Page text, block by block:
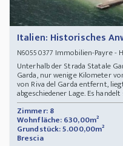
Italien: Historisches
N60550377 Immobilien-Payre -
Unterhalb der Strada Statale
Garda, nur wenige Kilometer
von Riva del Garda entfernt,
abgeschiedener Lage. Es handelt
Zimmer: 8
Wohnfläche: 630,00m²
Grundstück: 5.000,00m²
Brescia